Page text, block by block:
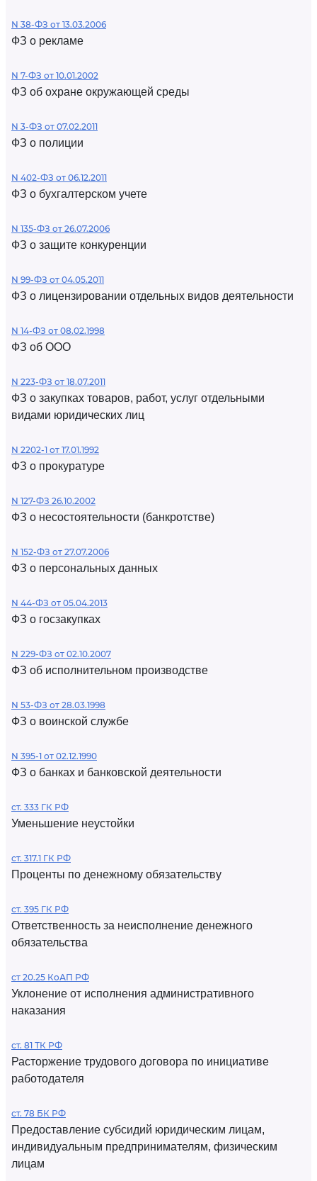
N 38-ФЗ от 13.03.2006
ФЗ о рекламе
N 7-ФЗ от 10.01.2002
ФЗ об охране окружающей среды
N 3-ФЗ от 07.02.2011
ФЗ о полиции
N 402-ФЗ от 06.12.2011
ФЗ о бухгалтерском учете
N 135-ФЗ от 26.07.2006
ФЗ о защите конкуренции
N 99-ФЗ от 04.05.2011
ФЗ о лицензировании отдельных видов деятельности
N 14-ФЗ от 08.02.1998
ФЗ об ООО
N 223-ФЗ от 18.07.2011
ФЗ о закупках товаров, работ, услуг отдельными
видами юридических лиц
N 2202-1 от 17.01.1992
ФЗ о прокуратуре
N 127-ФЗ 26.10.2002
ФЗ о несостоятельности (банкротстве)
N 152-ФЗ от 27.07.2006
ФЗ о персональных данных
N 44-ФЗ от 05.04.2013
ФЗ о госзакупках
N 229-ФЗ от 02.10.2007
ФЗ об исполнительном производстве
N 53-ФЗ от 28.03.1998
ФЗ о воинской службе
N 395-1 от 02.12.1990
ФЗ о банках и банковской деятельности
ст. 333 ГК РФ
Уменьшение неустойки
ст. 317.1 ГК РФ
Проценты по денежному обязательству
ст. 395 ГК РФ
Ответственность за неисполнение денежного
обязательства
ст 20.25 КоАП РФ
Уклонение от исполнения административного
наказания
ст. 81 ТК РФ
Расторжение трудового договора по инициативе
работодателя
ст. 78 БК РФ
Предоставление субсидий юридическим лицам,
индивидуальным предпринимателям, физическим
лицам